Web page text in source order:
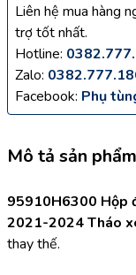
Liên hệ mua hàng
trợ tốt nhất.
Hotline:
Zalo:
Facebook: Phụ
Mô tả sản phẩm
95910H6300 Hộp
2021-2024 Tháo
thay thế.